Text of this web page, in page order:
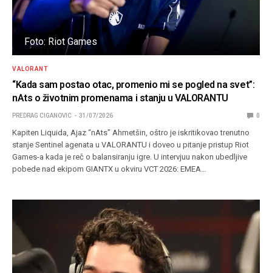
Foto: Riot Games
VALORANT
“Kada sam postao otac, promenio mi se pogled na svet”:
nAts o životnim promenama i stanju u VALORANTU
PREDRAG CIGANOVIC 31/07/2026 0
Kapiten Liquida, Ajaz “nAts” Ahmetšin, oštro je iskritikovao trenutno
stanje Sentinel agenata u VALORANTU i doveo u pitanje pristup Riot
Games-a kada je reč o balansiranju igre. U intervjuu nakon ubedljive
pobede nad ekipom GIANTX u okviru VCT 2026: EMEA…